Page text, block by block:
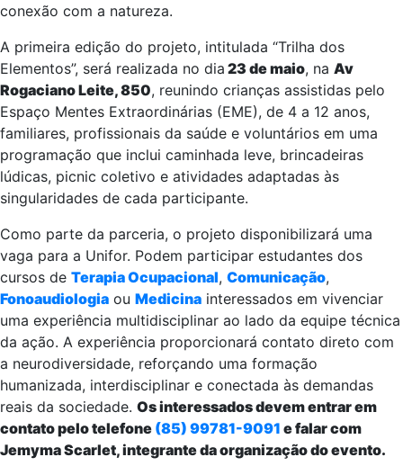
conexão com a natureza.
A primeira edição do projeto, intitulada “Trilha dos
Elementos”, será realizada no dia 23 de maio, na Av
Rogaciano Leite, 850, reunindo crianças assistidas pelo
Espaço Mentes Extraordinárias (EME), de 4 a 12 anos,
familiares, profissionais da saúde e voluntários em uma
programação que inclui caminhada leve, brincadeiras
lúdicas, picnic coletivo e atividades adaptadas às
singularidades de cada participante.
Como parte da parceria, o projeto disponibilizará uma
vaga para a Unifor. Podem participar estudantes dos
cursos de Terapia Ocupacional, Comunicação,
Fonoaudiologia ou Medicina interessados em vivenciar
uma experiência multidisciplinar ao lado da equipe técnica
da ação. A experiência proporcionará contato direto com
a neurodiversidade, reforçando uma formação
humanizada, interdisciplinar e conectada às demandas
reais da sociedade. Os interessados devem entrar em
contato pelo telefone (85) 99781-9091 e falar com
Jemyma Scarlet, integrante da organização do evento.